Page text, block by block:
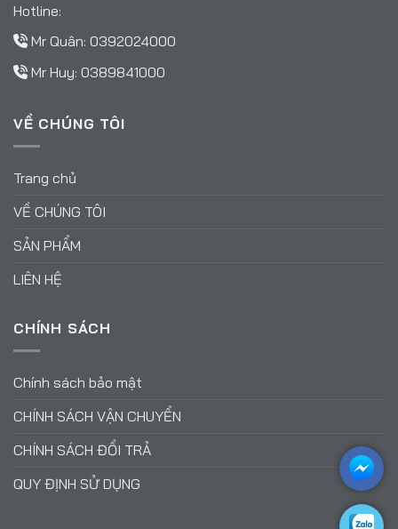
Hotline:
Mr Quân: 0392024000
Mr Huy: 0389841000
VỀ CHÚNG TÔI
Trang chủ
VỀ CHÚNG TÔI
SẢN PHẨM
LIÊN HỆ
CHÍNH SÁCH
Chính sách bảo mật
CHÍNH SÁCH VẬN CHUYỂN
CHÍNH SÁCH ĐỔI TRẢ
QUY ĐỊNH SỬ DỤNG